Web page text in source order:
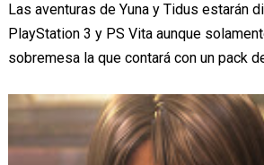
Las aventuras de Yuna y Tidus estarán
PlayStation 3 y PS Vita aunque
sobremesa la que contará con un pack